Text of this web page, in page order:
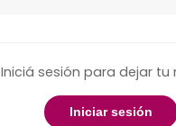
Iniciá sesión para dejar tu
Iniciar sesión